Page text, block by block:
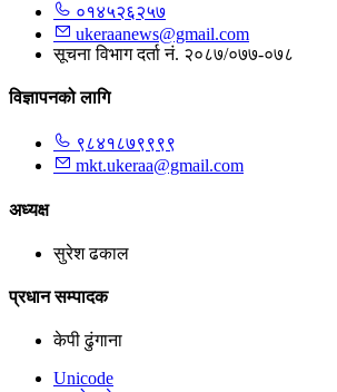
०१४५२६२५७
ukeraanews@gmail.com
सूचना विभाग दर्ता नं. २०८७/०७७-०७८
विज्ञापनको लागि
९८४१८७९९९९
mkt.ukeraa@gmail.com
अध्यक्ष
सुरेश ढकाल
प्रधान सम्पादक
केपी ढुंगाना
Unicode